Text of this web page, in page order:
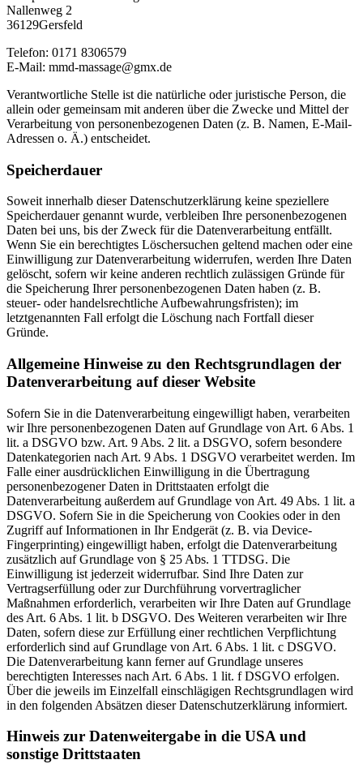
Nallenweg 2
36129Gersfeld
Telefon: 0171 8306579
E-Mail: mmd-massage@gmx.de
Verantwortliche Stelle ist die natürliche oder juristische Person, die
allein oder gemeinsam mit anderen über die Zwecke und Mittel der
Verarbeitung von personenbezogenen Daten (z. B. Namen, E-Mail-
Adressen o. Ä.) entscheidet.
Speicherdauer
Soweit innerhalb dieser Datenschutzerklärung keine speziellere
Speicherdauer genannt wurde, verbleiben Ihre personenbezogenen
Daten bei uns, bis der Zweck für die Datenverarbeitung entfällt.
Wenn Sie ein berechtigtes Löschersuchen geltend machen oder eine
Einwilligung zur Datenverarbeitung widerrufen, werden Ihre Daten
gelöscht, sofern wir keine anderen rechtlich zulässigen Gründe für
die Speicherung Ihrer personenbezogenen Daten haben (z. B.
steuer- oder handelsrechtliche Aufbewahrungsfristen); im
letztgenannten Fall erfolgt die Löschung nach Fortfall dieser
Gründe.
Allgemeine Hinweise zu den Rechtsgrundlagen der
Datenverarbeitung auf dieser Website
Sofern Sie in die Datenverarbeitung eingewilligt haben, verarbeiten
wir Ihre personenbezogenen Daten auf Grundlage von Art. 6 Abs. 1
lit. a DSGVO bzw. Art. 9 Abs. 2 lit. a DSGVO, sofern besondere
Datenkategorien nach Art. 9 Abs. 1 DSGVO verarbeitet werden. Im
Falle einer ausdrücklichen Einwilligung in die Übertragung
personenbezogener Daten in Drittstaaten erfolgt die
Datenverarbeitung außerdem auf Grundlage von Art. 49 Abs. 1 lit. a
DSGVO. Sofern Sie in die Speicherung von Cookies oder in den
Zugriff auf Informationen in Ihr Endgerät (z. B. via Device-
Fingerprinting) eingewilligt haben, erfolgt die Datenverarbeitung
zusätzlich auf Grundlage von § 25 Abs. 1 TTDSG. Die
Einwilligung ist jederzeit widerrufbar. Sind Ihre Daten zur
Vertragserfüllung oder zur Durchführung vorvertraglicher
Maßnahmen erforderlich, verarbeiten wir Ihre Daten auf Grundlage
des Art. 6 Abs. 1 lit. b DSGVO. Des Weiteren verarbeiten wir Ihre
Daten, sofern diese zur Erfüllung einer rechtlichen Verpflichtung
erforderlich sind auf Grundlage von Art. 6 Abs. 1 lit. c DSGVO.
Die Datenverarbeitung kann ferner auf Grundlage unseres
berechtigten Interesses nach Art. 6 Abs. 1 lit. f DSGVO erfolgen.
Über die jeweils im Einzelfall einschlägigen Rechtsgrundlagen wird
in den folgenden Absätzen dieser Datenschutzerklärung informiert.
Hinweis zur Datenweitergabe in die USA und
sonstige Drittstaaten